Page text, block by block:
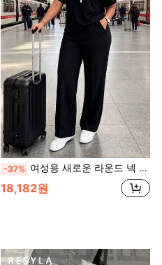
-37% 여성용 새로운 라운드 넥 반팔 티셔츠와 탄력 허리 루즈핏 바지 2피스 세트, 캐주얼 일상복, 봄/여름 우아함
18,182원